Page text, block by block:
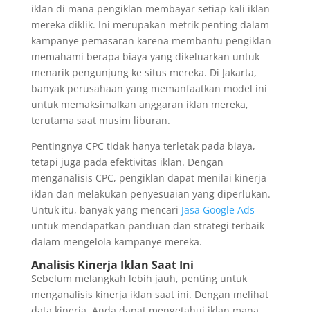
iklan di mana pengiklan membayar setiap kali iklan
mereka diklik. Ini merupakan metrik penting dalam
kampanye pemasaran karena membantu pengiklan
memahami berapa biaya yang dikeluarkan untuk
menarik pengunjung ke situs mereka. Di Jakarta,
banyak perusahaan yang memanfaatkan model ini
untuk memaksimalkan anggaran iklan mereka,
terutama saat musim liburan.
Pentingnya CPC tidak hanya terletak pada biaya,
tetapi juga pada efektivitas iklan. Dengan
menganalisis CPC, pengiklan dapat menilai kinerja
iklan dan melakukan penyesuaian yang diperlukan.
Untuk itu, banyak yang mencari Jasa Google Ads
untuk mendapatkan panduan dan strategi terbaik
dalam mengelola kampanye mereka.
Analisis Kinerja Iklan Saat Ini
Sebelum melangkah lebih jauh, penting untuk
menganalisis kinerja iklan saat ini. Dengan melihat